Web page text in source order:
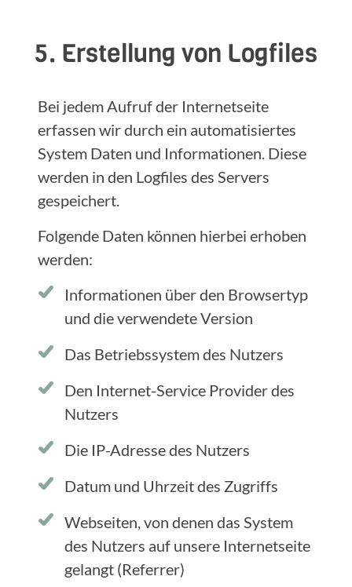
5. Erstellung von Logfiles
Bei jedem Aufruf der Internetseite
erfassen wir durch ein automatisiertes
System Daten und Informationen. Diese
werden in den Logfiles des Servers
gespeichert.
Folgende Daten können hierbei erhoben
werden:
Informationen über den Browsertyp
und die verwendete Version
Das Betriebssystem des Nutzers
Den Internet-Service Provider des
Nutzers
Die IP-Adresse des Nutzers
Datum und Uhrzeit des Zugriffs
Webseiten, von denen das System
des Nutzers auf unsere Internetseite
gelangt (Referrer)